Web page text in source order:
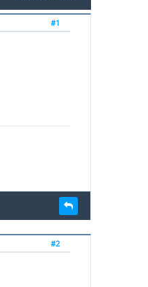
#1
#2